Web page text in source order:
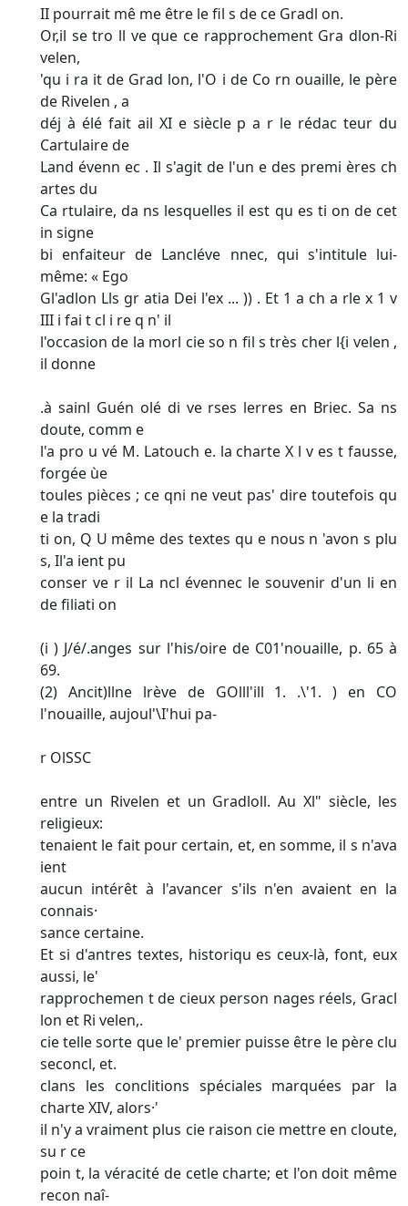
II pourrait mê me être le fil s de ce Gradl on.
Or,il se tro ll ve que ce rapprochement Gra dlon-Ri
velen,
'qu i ra it de Grad lon, l'O i de Co rn ouaille, le père
de Rivelen , a
déj à élé fait ail XI e siècle p a r le rédac teur du
Cartulaire de
Land évenn ec . Il s'agit de l'un e des premi ères ch
artes du
Ca rtulaire, da ns lesquelles il est qu es ti on de cet
in signe
bi enfaiteur de Lancléve nnec, qui s'intitule lui-
même: « Ego
Gl'adlon Lls gr atia Dei l'ex ... )) . Et 1 a ch a rle x 1 v
III i fai t cl i re q n' il
l'occasion de la morl cie so n fil s très cher l{i velen ,
il donne
.à sainl Guén olé di ve rses lerres en Briec. Sa ns
doute, comm e
l'a pro u vé M. Latouch e. la charte X l v es t fausse,
forgée ùe
toules pièces ; ce qni ne veut pas' dire toutefois qu
e la tradi­
ti on, Q U même des textes qu e nous n 'avon s plu
s, Il'a ient pu
conser ve r il La ncl évennec le souvenir d'un li en
de filiati on
(i ) J/é/.anges sur l'his/oire de C01'nouaille, p. 65 à
69.
(2) Ancit)llne lrève de GOlll'ill 1. .\'1. ) en CO
l'nouaille, aujoul'\I'hui pa-
r OlSSC
entre un Rivelen et un Gradloll. Au Xl" siècle, les
religieux:
tenaient le fait pour certain, et, en somme, il s n'ava
ient
aucun intérêt à l'avancer s'ils n'en avaient en la
connais·
sance certaine.
Et si d'antres textes, historiqu es ceux-là, font, eux
aussi, le'
rapprochemen t de cieux person nages réels, Gracl
lon et Ri velen,.
cie telle sorte que le' premier puisse être le père clu
seconcl, et.
clans les conclitions spéciales marquées par la
charte XIV, alors·'
il n'y a vraiment plus cie raison cie mettre en cloute,
su r ce
poin t, la véracité de cetle charte; et l'on doit même
recon naî-